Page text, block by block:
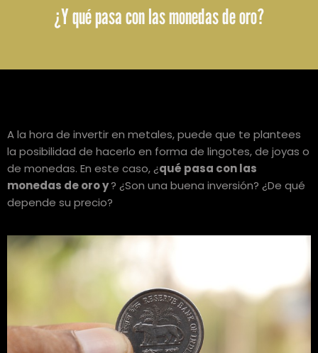
¿Y qué pasa con las monedas de oro?
A la hora de invertir en metales, puede que te plantees
la posibilidad de hacerlo en forma de lingotes, de joyas o
de monedas. En este caso, ¿qué pasa con las
monedas de oro y? ¿Son una buena inversión? ¿De qué
depende su precio?